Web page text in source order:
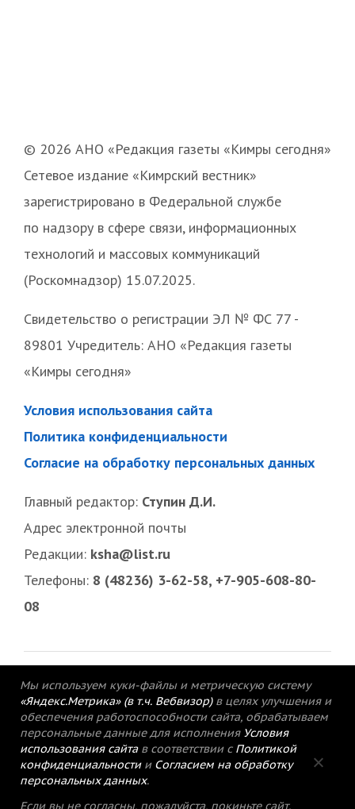
© 2026 АНО «Редакция газеты «Кимры сегодня»
Сетевое издание «Кимрский вестник»
зарегистрировано в Федеральной службе
по надзору в сфере связи, информационных
технологий и массовых коммуникаций
(Роскомнадзор) 15.07.2025.
Свидетельство о регистрации ЭЛ № ФС 77 -
89801 Учредитель: АНО «Редакция газеты
«Кимры сегодня»
Условия использования сайта
Политика конфиденциальности
Согласие на обработку персональных данных
Главный редактор: Ступин Д.И.
Адрес электронной почты
Редакции: ksha@list.ru
Телефоны: 8 (48236) 3-62-58, +7-905-608-80-
08
© 2015-2021 Редакция газеты «Кимрский
Мы используем куки-файлы и метрическую систему
«Яндекс.Метрика» (в т.ч. Вебвизор) в целях улучшения и
обеспечения работоспособности сайта, обрабатываем
персональные данные для исполнения Условия
использования сайтав соответствии с Политикой
конфиденциальностии Согласием на обработку
персональных данных.
Если вы не согласны, пожалуйста, покиньте сайт.